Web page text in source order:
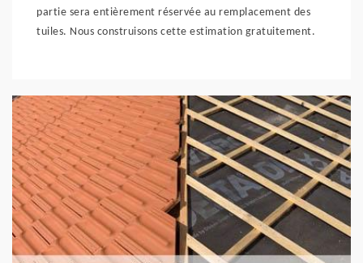
partie sera entièrement réservée au remplacement des
tuiles. Nous construisons cette estimation gratuitement.